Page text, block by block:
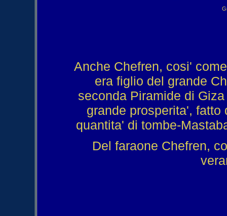
Anche Chefren, cosi'
era figlio del grande
seconda Piramide di
grande prosperita',
quantita' di tombe-
Del faraone Chefren,